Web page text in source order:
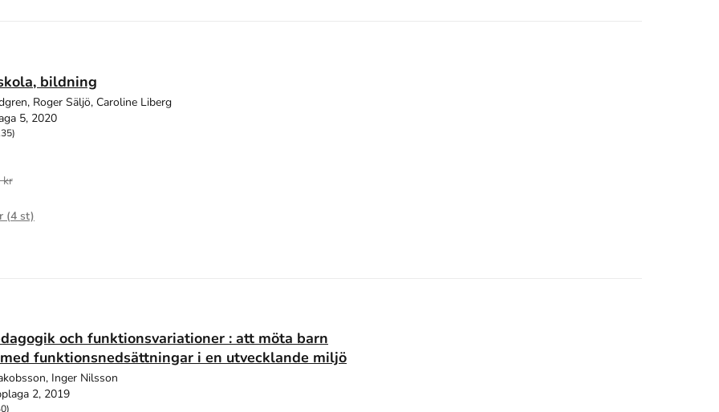
bildning
Roger Säljö, Caroline Liberg
5, 2020
kr
(4 st)
och funktionsvariationer : att möta barn
funktionsnedsättningar i en utvecklande miljö
Inger Nilsson
2, 2019